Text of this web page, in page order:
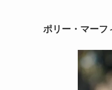
ポリー・マーフ